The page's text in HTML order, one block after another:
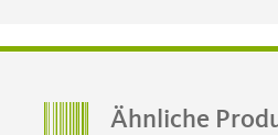
Ähnliche